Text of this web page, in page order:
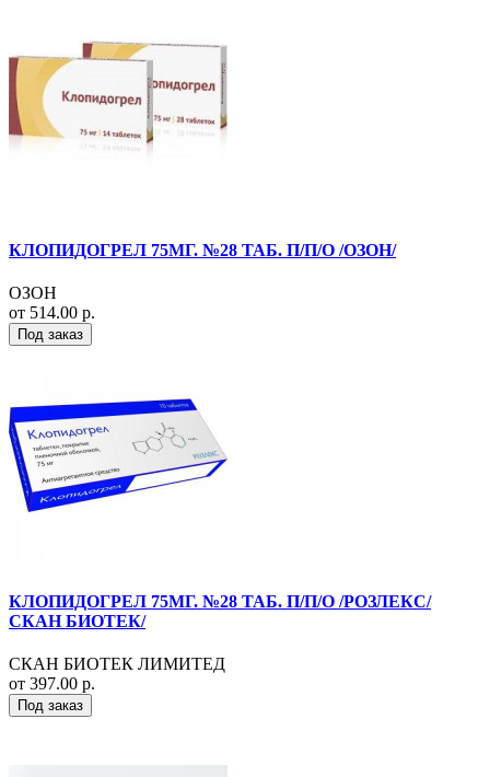
КЛОПИДОГРЕЛ 75МГ. №28 ТАБ. П/П/О /ОЗОН/
ОЗОН
от 514.00 р.
Под заказ
КЛОПИДОГРЕЛ 75МГ. №28 ТАБ. П/П/О /РОЗЛЕКС/
СКАН БИОТЕК/
СКАН БИОТЕК ЛИМИТЕД
от 397.00 р.
Под заказ